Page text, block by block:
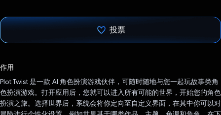
投票
作用
Plot Twist 是一款 AI 角色扮演游戏伙伴，可随时随地与您一起玩故事类角
色扮演游戏。打开应用后，您就可以进入所有可能的世界，开始您的角色
扮演之旅。选择世界后，系统会将你定向至自定义界面，在其中你可以对